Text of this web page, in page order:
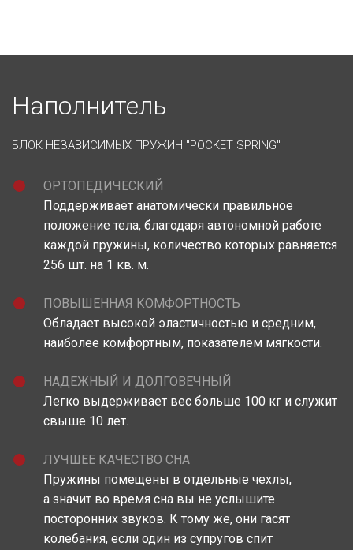
Наполнитель
БЛОК НЕЗАВИСИМЫХ ПРУЖИН "POCKET SPRING"
ОРТОПЕДИЧЕСКИЙ
Поддерживает анатомически правильное
положение тела, благодаря автономной работе
каждой пружины, количество которых равняется
256 шт. на 1 кв. м.
ПОВЫШЕННАЯ КОМФОРТНОСТЬ
Обладает высокой эластичностью и средним,
наиболее комфортным, показателем мягкости.
НАДЕЖНЫЙ И ДОЛГОВЕЧНЫЙ
Легко выдерживает вес больше 100 кг и служит
свыше 10 лет.
ЛУЧШЕЕ КАЧЕСТВО СНА
Пружины помещены в отдельные чехлы,
а значит во время сна вы не услышите
посторонних звуков. К тому же, они гасят
колебания, если один из супругов спит